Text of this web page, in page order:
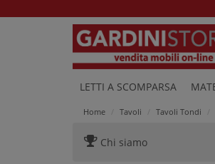
LETTI A SCOMPARSA
Home Tavoli Tavoli Tondi
Chi siamo